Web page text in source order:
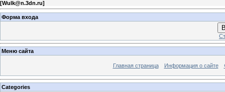
[Wulk@n.3dn.ru]
Форма входа
Меню сайта
Главная страница Информация о сайте
Categories